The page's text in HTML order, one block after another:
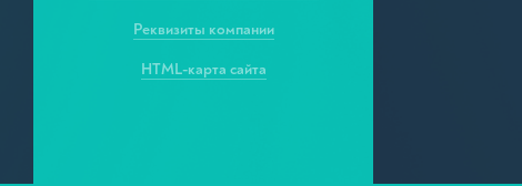
Реквизиты компании
HTML-карта сайта